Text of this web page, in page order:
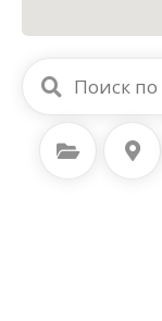
выбрать категорию Выберите местоположение